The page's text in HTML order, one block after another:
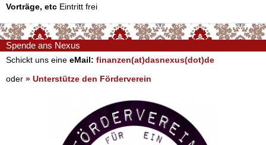
Vorträge, etc Eintritt frei
Spende ans Nexus
Schickt uns eine eMail: finanzen(at)dasnexus(dot)de
oder » Unterstütze den Förderverein